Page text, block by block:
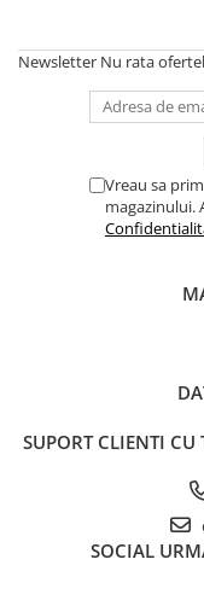
Newsletter Nu rata
Vreau sa
magazinului.
SUPORT CLIENTI CU
SOCIAL